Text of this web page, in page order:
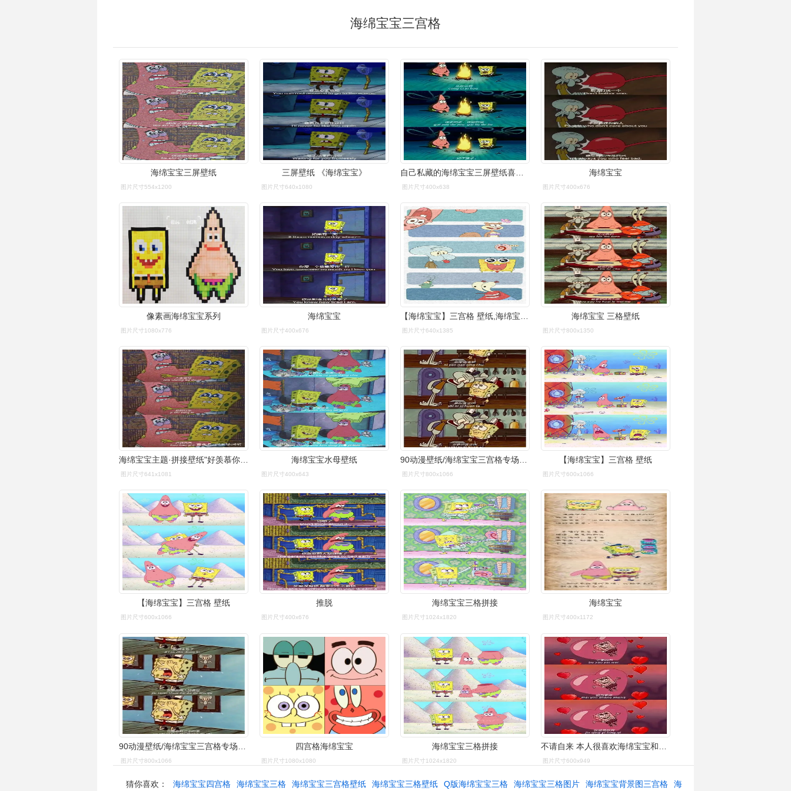
海绵宝宝三宫格
海绵宝宝三屏壁纸
图片尺寸554x1200
三屏壁纸 《海绵宝宝》
图片尺寸640x1080
自己私藏的海绵宝宝三屏壁纸喜欢给个小心心啊
图片尺寸400x638
海绵宝宝
图片尺寸400x676
像素画海绵宝宝系列
图片尺寸1080x776
海绵宝宝
图片尺寸400x676 图片尺寸640x1385
海绵宝宝 三格壁纸
图片尺寸800x1350
海绵宝宝主题·拼接壁纸"好羡慕你,没有我还可以过得那么好"
图片尺寸641x1081
海绵宝宝水母壁纸
图片尺寸400x643 图片尺寸800x1066
【海绵宝宝】三宫格 壁纸
图片尺寸600x1066
【海绵宝宝】三宫格 壁纸
图片尺寸600x1066
推脱
图片尺寸400x676
海绵宝宝三格拼接
图片尺寸1024x1820
海绵宝宝
图片尺寸400x1172
90动漫壁纸/海绵宝宝三宫格专场_壁纸_动漫_海绵宝宝怎么样_海绵
图片尺寸800x1066
四宫格海绵宝宝
图片尺寸1080x1080
海绵宝宝三格拼接
图片尺寸1024x1820
不请自来 本人很喜欢海绵宝宝和派大星
图片尺寸600x949
猜你喜欢： 海绵宝宝四宫格 海绵宝宝三格 海绵宝宝三宫格壁纸 海绵宝宝三格壁纸 Q版海绵宝宝三格 海绵宝宝三格图片 海绵宝宝背景图三宫格 海